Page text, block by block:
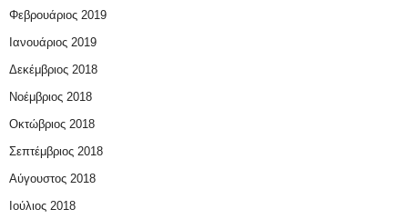
Φεβρουάριος 2019
Ιανουάριος 2019
Δεκέμβριος 2018
Νοέμβριος 2018
Οκτώβριος 2018
Σεπτέμβριος 2018
Αύγουστος 2018
Ιούλιος 2018